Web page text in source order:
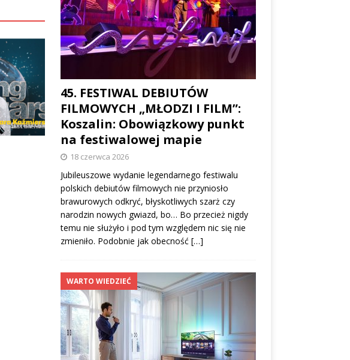
45. FESTIWAL DEBIUTÓW
FILMOWYCH „MŁODZI I FILM”:
Koszalin: Obowiązkowy punkt
na festiwalowej mapie
18 czerwca 2026
Jubileuszowe wydanie legendarnego festiwalu
polskich debiutów filmowych nie przyniosło
brawurowych odkryć, błyskotliwych szarż czy
narodzin nowych gwiazd, bo… Bo przecież nigdy
temu nie służyło i pod tym względem nic się nie
zmieniło. Podobnie jak obecność […]
WARTO WIEDZIEĆ